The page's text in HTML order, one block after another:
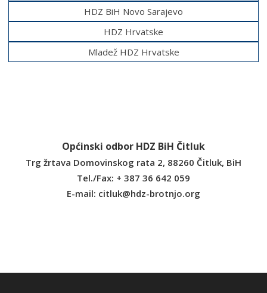
HDZ BiH Novo Sarajevo
HDZ Hrvatske
Mladež HDZ Hrvatske
Općinski odbor HDZ BiH Čitluk
Trg žrtava Domovinskog rata 2, 88260 Čitluk, BiH
Tel./Fax: + 387 36 642 059
E-mail: citluk@hdz-brotnjo.org